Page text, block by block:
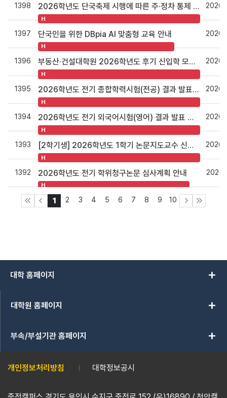
1398 2026학년도 단국축제 시행에 따른 주·정차 통제 협조 요청
H
1397 단국인을 위한 DBpia AI 맞춤형 교육 안내
H
1396 부동산·건설대학원 2026학년도 후기 신입학 모집 안내
H
1395 2026학년도 전기 종합학력시험(전공) 결과 발표 안내
H
1394 2026학년도 전기 외국어시험(영어) 결과 발표 안내
H
1393 [2학기생] 2026학년도 1학기 논문지도교수 신청 안내
H
1392 2026학년도 전기 학위청구논문 심사계획 안내
H
1 2 3 4 5 6 7 8 9 10
대학 홈페이지 add
대학원 홈페이지 add
부속/부설기관 홈페이지 add
개인정보처리방침 대학정보공시